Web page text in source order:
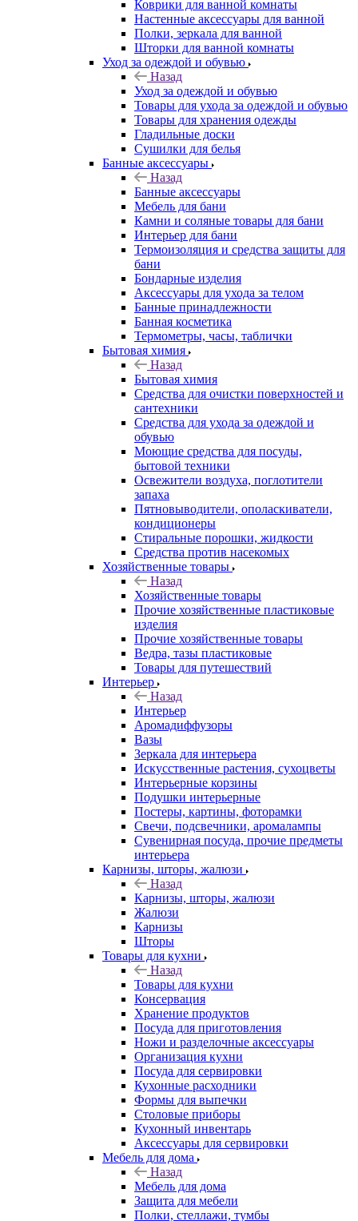
Коврики для ванной комнаты
Настенные аксессуары для ванной
Полки, зеркала для ванной
Шторки для ванной комнаты
Уход за одеждой и обувью
Назад
Уход за одеждой и обувью
Товары для ухода за одеждой и обувью
Товары для хранения одежды
Гладильные доски
Сушилки для белья
Банные аксессуары
Назад
Банные аксессуары
Мебель для бани
Камни и соляные товары для бани
Интерьер для бани
Термоизоляция и средства защиты для
бани
Бондарные изделия
Аксеcсуары для ухода за телом
Банные принадлежности
Банная косметика
Термометры, часы, таблички
Бытовая химия
Назад
Бытовая химия
Средства для очистки поверхностей и
сантехники
Средства для ухода за одеждой и
обувью
Моющие средства для посуды,
бытовой техники
Освежители воздуха, поглотители
запаха
Пятновыводители, ополаскиватели,
кондиционеры
Стиральные порошки, жидкости
Средства против насекомых
Хозяйственные товары
Назад
Хозяйственные товары
Прочие хозяйственные пластиковые
изделия
Прочие хозяйственные товары
Ведра, тазы пластиковые
Товары для путешествий
Интерьер
Назад
Интерьер
Аромадиффузоры
Вазы
Зеркала для интерьера
Искусственные растения, сухоцветы
Интерьерные корзины
Подушки интерьерные
Постеры, картины, фоторамки
Свечи, подсвечники, аромалампы
Сувенирная посуда, прочие предметы
интерьера
Карнизы, шторы, жалюзи
Назад
Карнизы, шторы, жалюзи
Жалюзи
Карнизы
Шторы
Товары для кухни
Назад
Товары для кухни
Консервация
Хранение продуктов
Посуда для приготовления
Ножи и разделочные аксессуары
Организация кухни
Посуда для сервировки
Кухонные расходники
Формы для выпечки
Столовые приборы
Кухонный инвентарь
Аксессуары для сервировки
Мебель для дома
Назад
Мебель для дома
Защита для мебели
Полки, стеллажи, тумбы